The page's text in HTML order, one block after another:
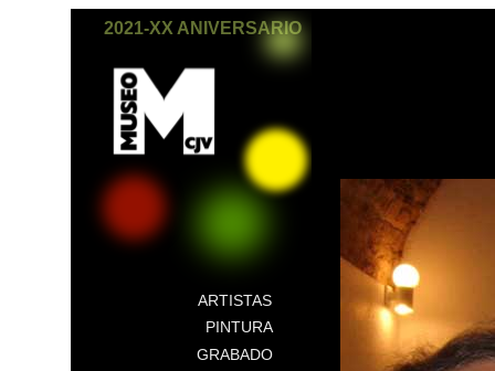
2021-XX ANIVERSARIO
ARTISTAS
PINTURA
GRABADO